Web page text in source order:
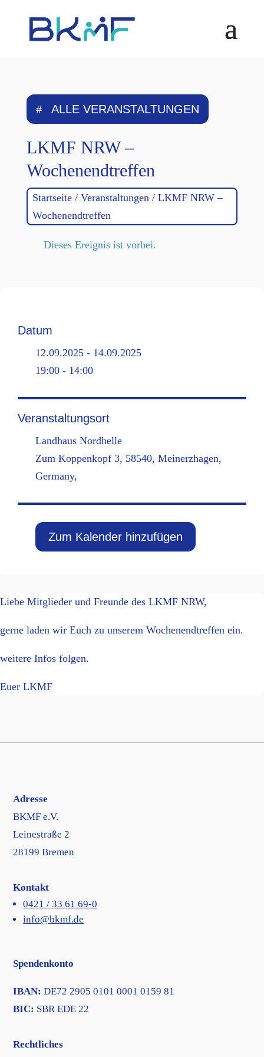
content
ALLE VERANSTALTUNGEN
LKMF NRW –
Wochenendtreffen
Startseite/ Veranstaltungen/ LKMF NRW –
Wochenendtreffen
Dieses Ereignis ist vorbei.
Datum
12.09.2025 - 14.09.2025
19:00 - 14:00
Veranstaltungsort
Landhaus Nordhelle
Zum Koppenkopf 3, 58540, Meinerzhagen,
Germany,
Zum Kalender hinzufügen
Liebe Mitglieder und Freunde des LKMF NRW,
gerne laden wir Euch zu unserem Wochenendtreffen ein.
weitere Infos folgen.
Euer LKMF
Adresse
BKMF e.V.
Leinestraße 2
28199 Bremen
Kontakt
0421 / 33 61 69-0
info@bkmf.de
Spendenkonto
IBAN: DE72 2905 0101 0001 0159 81
BIC: SBR EDE 22
Rechtliches